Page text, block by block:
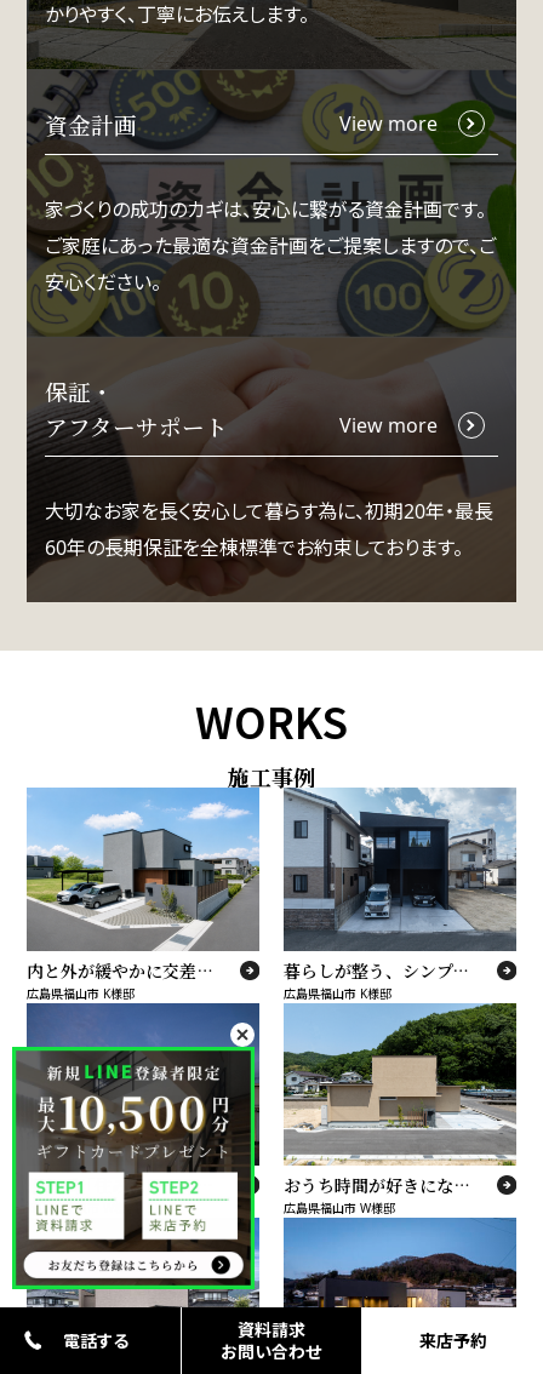
かりやすく、丁寧にお伝えします。
資金計画 View more
家づくりの成功のカギは、安心に繋がる資金計画です。
ご家庭にあった最適な資金計画をご提案しますので、ご
安心ください。
保証・
アフターサポート
View more
大切なお家を長く安心して暮らす為に、初期20年・最長
60年の長期保証を全棟標準でお約束しております。
WORKS
施工事例
内と外が緩やかに交差する、プライベートテラスのある家。
広島県福山市 K様邸
暮らしが整う、シンプルモダンな住まい
広島県福山市 K様邸
想わず「住みたい！」と言いたくなる、29坪の平屋の家
岡山県井原市 W様邸
おうち時間が好きになる、近代的な和モダンの家
広島県福山市 W様邸
電話する
資料請求
お問い合わせ
来店予約